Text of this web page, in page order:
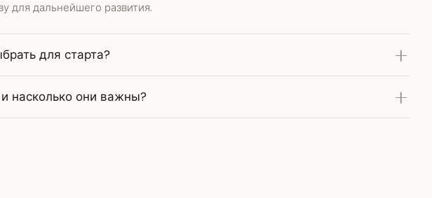
для дальнейшего развития.
для старта?
насколько они важны?